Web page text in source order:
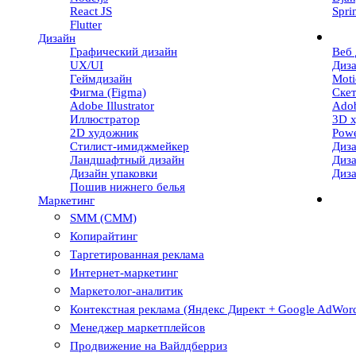
React JS
Flutter
Дизайн
Графический дизайн
Веб
UX/UI
Геймдизайн
Фигма (Figma)
Adobe Illustrator
Иллюстратор
3D
2D художник
Стилист-имиджмейкер
Ландшафтный дизайн
Дизайн упаковки
Пошив нижнего белья
Маркетинг
SMM (СММ)
Копирайтинг
Таргетированная реклама
Интернет-маркетинг
Маркетолог-аналитик
Контекстная реклама (Яндекс Директ + Google
Менеджер маркетплейсов
Продвижение на Вайлдберриз